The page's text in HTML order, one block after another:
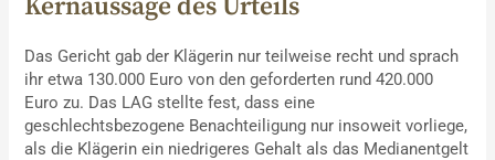
Kernaussage des Urteils
Das Gericht gab der Klägerin nur teilweise recht und sprach
ihr etwa 130.000 Euro von den geforderten rund 420.000
Euro zu. Das LAG stellte fest, dass eine
geschlechtsbezogene Benachteiligung nur insoweit vorliege,
als die Klägerin ein niedrigeres Gehalt als das Medianentgelt